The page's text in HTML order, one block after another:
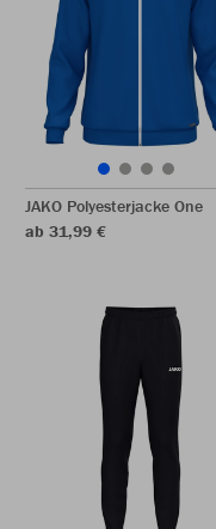
JAKO Polyesterjacke One
ab 31,99 €